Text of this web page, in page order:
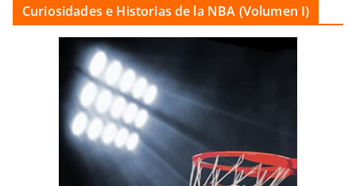
Curiosidades e Historias de la NBA (Volumen I)